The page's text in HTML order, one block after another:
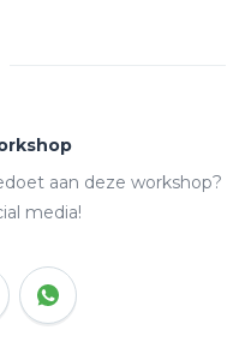
aan deze workshop?
media!